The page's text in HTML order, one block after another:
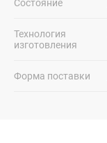
Состояние
Технология
изготовления
Форма поставки